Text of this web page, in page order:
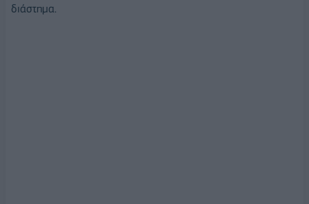
διάστημα.